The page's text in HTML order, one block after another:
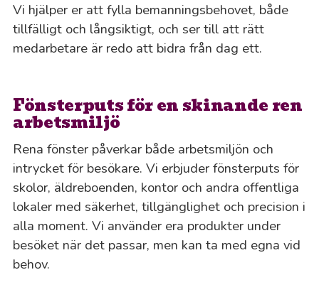
Vi hjälper er att fylla bemanningsbehovet, både
tillfälligt och långsiktigt, och ser till att rätt
medarbetare är redo att bidra från dag ett.
Fönsterputs för en skinande ren
arbetsmiljö
Rena fönster påverkar både arbetsmiljön och
intrycket för besökare. Vi erbjuder fönsterputs för
skolor, äldreboenden, kontor och andra offentliga
lokaler med säkerhet, tillgänglighet och precision i
alla moment. Vi använder era produkter under
besöket när det passar, men kan ta med egna vid
behov.